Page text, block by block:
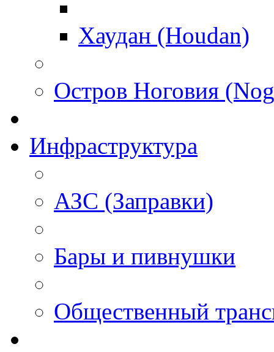
Хаудан (Houdan)
Остров Ноговия
Инфраструктура
АЗС (Заправки)
Бары и пивнушки
Общественный